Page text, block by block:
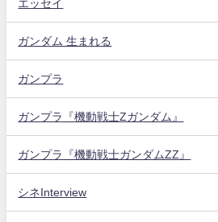
エッセイ
ガンダム 生まれる
ガンプラ
ガンプラ『機動戦士Zガンダム』
ガンプラ『機動戦士ガンダムZZ』
シネInterview